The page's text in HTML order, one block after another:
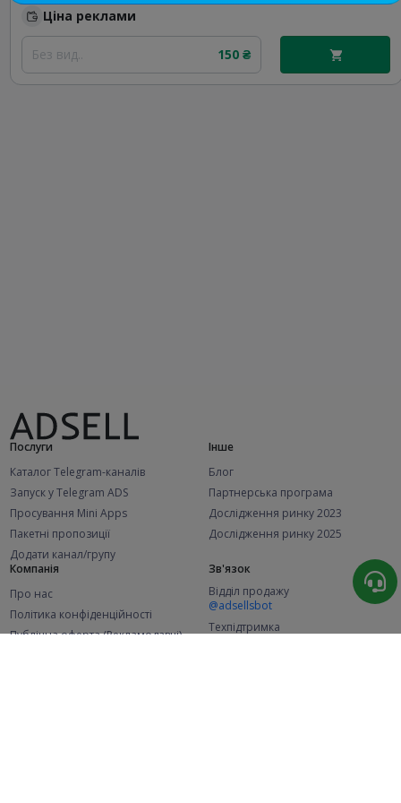
Ціна реклами
Без вид.. 150 ₴
Послуги
Каталог Telegram-каналів
Запуск у Telegram ADS
Просування Mini Apps
Пакетні пропозиції
Додати канал/групу
Інше
Блог
Партнерська програма
Дослідження ринку 2023
Дослідження ринку 2025
Компанія
Про нас
Політика конфіденційності
Публічна оферта (Рекламодавці)
Зв'язок
Відділ продажу
@adsellsbot
Техпідтримка